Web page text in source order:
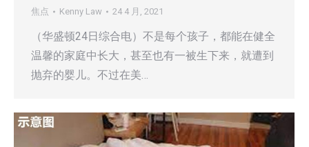
焦点 Kenny Law 24 4 月, 2021
（华盛顿24日综合电）不是每个孩子，都能在健全
温馨的家庭中长大，甚至也有一被生下来，就遭到
抛弃的婴儿。不过在美…